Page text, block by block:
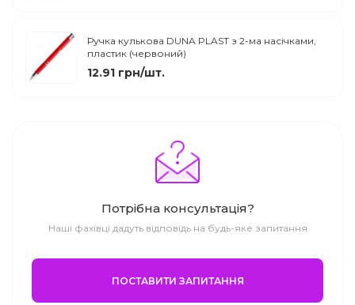
Ручка кулькова DUNA PLAST з 2-ма насічками,
пластик (червоний)
12.91 грн/шт.
Потрібна консультація?
Наші фахівці дадуть відповідь на будь-яке запитання
ПОСТАВИТИ ЗАПИТАННЯ